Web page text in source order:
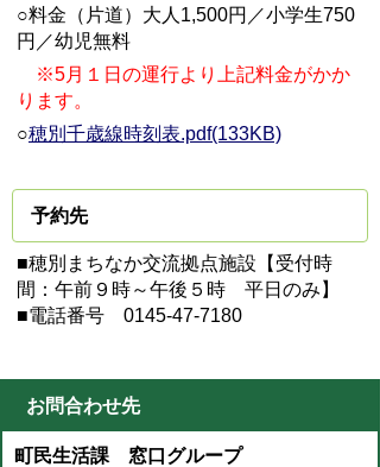
○料金（片道）大人1,500円／小学生750
円／幼児無料
※5月１日の運行より上記料金がかか
ります。
○穂別千歳線時刻表.pdf(133KB)
予約先
■穂別まちなか交流拠点施設【受付時
間：午前９時～午後５時 平日のみ】
■電話番号 0145-47-7180
お問合わせ先
町民生活課 窓口グループ